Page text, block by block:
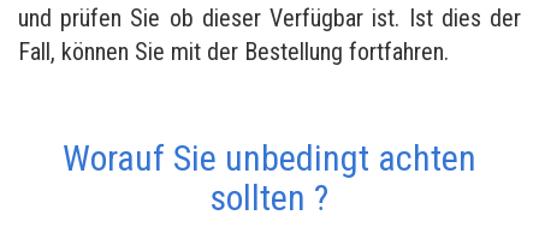
und prüfen Sie ob dieser Verfügbar ist. Ist dies der
Fall, können Sie mit der Bestellung fortfahren.
Worauf Sie unbedingt achten
sollten ?